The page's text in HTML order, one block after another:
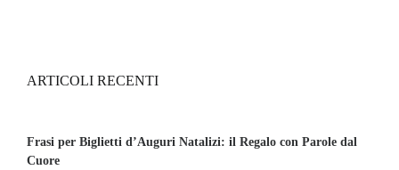
ARTICOLI RECENTI
Frasi per Biglietti d’Auguri Natalizi: il Regalo con Parole dal
Cuore